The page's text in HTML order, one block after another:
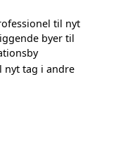
til nyt
byer til
nyt tag i andre